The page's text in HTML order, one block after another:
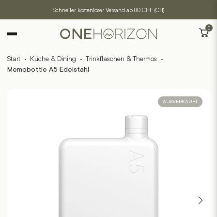
Schneller kostenloser Versand ab 80 CHF (CH)
0
Start · Küche & Dining · Trinkflaschen & Thermos ·
Memobottle A5 Edelstahl
AUSVERKAUFT